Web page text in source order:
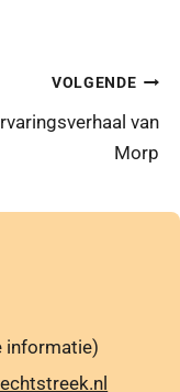
VOLGENDE
van
Morp
informatie)